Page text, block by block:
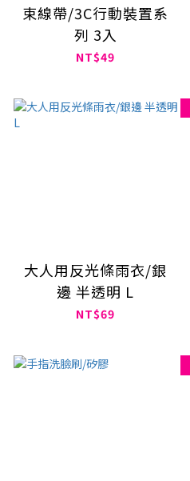
束線帶/3C行動裝置系
列 3入
NT$49
大人用反光條雨衣/銀
邊 半透明 L
NT$69